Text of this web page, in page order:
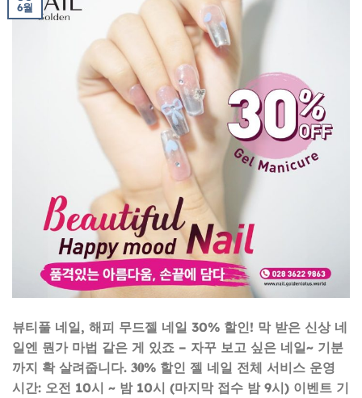
6월
뷰티풀 네일, 해피 무드젤 네일 30% 할인! 막 받은 신상 네
일엔 뭔가 마법 같은 게 있죠 – 자꾸 보고 싶은 네일~ 기분
까지 확 살려줍니다. 𝟑𝟎% 할인 젤 네일 전체 서비스 운영
시간: 오전 10시 ~ 밤 10시 (마지막 접수 밤 9시) 이벤트 기